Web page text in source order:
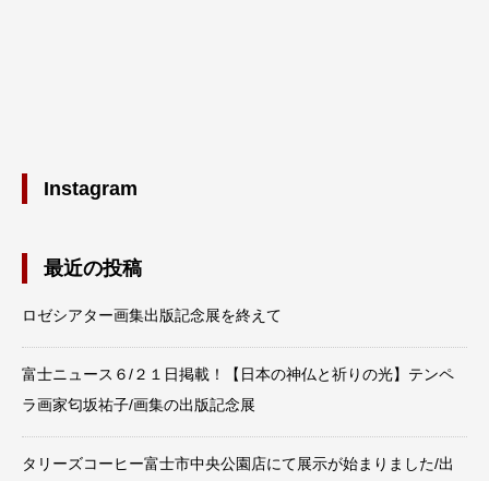
Instagram
最近の投稿
ロゼシアター画集出版記念展を終えて
富士ニュース６/２１日掲載！【日本の神仏と祈りの光】テンペ
ラ画家匂坂祐子/画集の出版記念展
タリーズコーヒー富士市中央公園店にて展示が始まりました/出